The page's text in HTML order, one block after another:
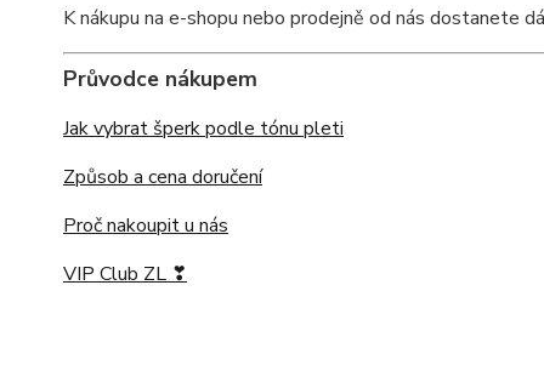
K nákupu na e-shopu nebo prodejně od nás dostanete
Průvodce nákupem
Jak vybrat šperk podle tónu pleti
Způsob a cena doručení
Proč nakoupit u nás
VIP Club ZL ❣